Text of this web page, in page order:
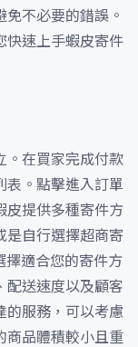
不必要的錯誤。
快速上手蝦皮寄件
。在買家完成付款
表。點擊進入訂單
皮提供多種寄件方
是自行選擇超商寄
擇適合您的寄件方
配送速度以及顧客
的服務，可以考慮
商品體積較小且重